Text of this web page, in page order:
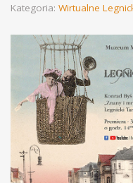
Kategoria: Wirtualne